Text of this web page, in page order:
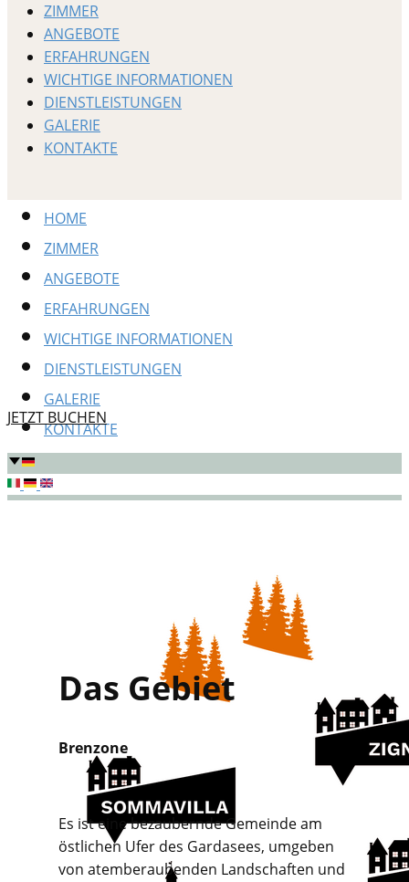
ZIMMER
ANGEBOTE
ERFAHRUNGEN
WICHTIGE INFORMATIONEN
DIENSTLEISTUNGEN
GALERIE
KONTAKTE
HOME
ZIMMER
ANGEBOTE
ERFAHRUNGEN
WICHTIGE INFORMATIONEN
DIENSTLEISTUNGEN
GALERIE
KONTAKTE
JETZT BUCHEN
Das Gebiet
Brenzone
​​Es ist eine bezaubernde Gemeinde am
östlichen Ufer des Gardasees, umgeben
von atemberaubenden Landschaften und